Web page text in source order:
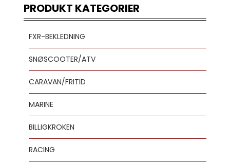
PRODUKT KATEGORIER
FXR-BEKLEDNING
SNØSCOOTER/ATV
CARAVAN/FRITID
MARINE
BILLIGKROKEN
RACING